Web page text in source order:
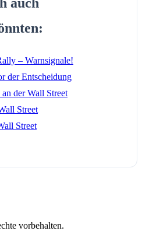
– Warnsignale!
der Entscheidung
der Wall Street
Street
Street
vorbehalten.